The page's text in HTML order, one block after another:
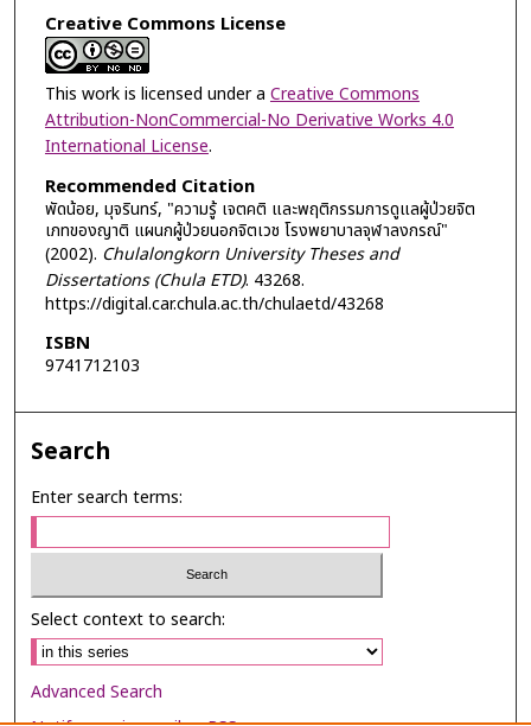
Creative Commons License
This work is licensed under a Creative Commons
Attribution-NonCommercial-No Derivative Works 4.0
International License.
Recommended Citation
พัดน้อย, มุจรินทร์, "ความรู้ เจตคติ และพฤติกรรมการดูแลผู้ป่วยจิต
เภทของญาติ แผนกผู้ป่วยนอกจิตเวช โรงพยาบาลจุฬาลงกรณ์"
(2002). Chulalongkorn University Theses and
Dissertations (Chula ETD). 43268.
https://digital.car.chula.ac.th/chulaetd/43268
ISBN
9741712103
Search
Enter search terms:
Select context to search:
Advanced Search